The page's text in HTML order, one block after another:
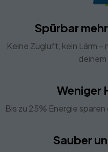
Spürbar
Keine Zugluft, kein Lärm –
Weniger
Bis zu 25% Energie
Sauber